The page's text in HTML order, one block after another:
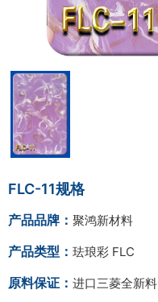
FLC-11规格
产品品牌： 聚鸿新材料
产品类型： 珐琅彩 FLC
原料保证： 进口三菱全新料